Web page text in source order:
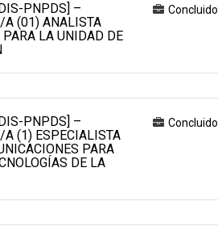
PNPDS] –
A (01) ANALISTA
LA UNIDAD DE
Concluido
PNPDS] –
A (1) ESPECIALISTA
PARA
DE LA
Concluido